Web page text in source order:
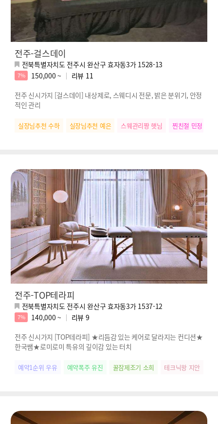
전주-걸스데이
전북특별자치도 전주시 완산구 효자동3가 1528-13
7% 150,000 ~ 리뷰 11
전주 신시가지 [걸스데이] 내상제로, 스웨디시 전문, 밝은 분위기, 안정
적인 관리
실장님추천 수하 실장님추천 예은 스웨관리짱 햇님 찐친절 민정
전주-TOP테라피
전북특별자치도 전주시 완산구 효자동3가 1537-12
7% 140,000 ~ 리뷰 9
전주 신시가지 [TOP테라피] ★리듬감 있는 케어로 달라지는 컨디션★
한국쌤★로미로미 특유의 깊이감 있는 터치
예약1순위 우유 예약폭주 유진 꿀잠제조기 소희 테크닉왕 지안